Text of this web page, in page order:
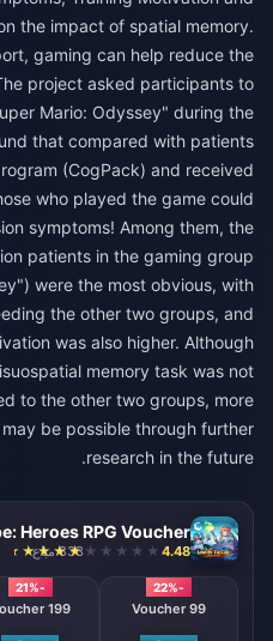
the impact of spatial memory.
gaming can help reduce the
project asked participants to
Mario: Odyssey" during the
that compared with patients
(CogPack) and received
who played the game could
symptoms! Among them, the
patients in the gaming group
were the most obvious, with
the other two groups, and
was also higher. Although
memory task was not
to the other two groups, more
be possible through further
research in the future.
4.48 833 مباع
-22%
99 Voucher
-21%
199 Voucher